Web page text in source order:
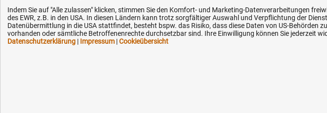
Kundenhotline (Festnetz):
+49 (0) 5351 - 523 520
Hilfe & Service
Versandkosten
Ihre Hytec-
Schneller
Indem Sie auf "Alle zulassen" klicken, stimmen Sie den Komfort- und Marketing-Datenverarbeitungen
des EWR, z.B. in den USA. In diesen Ländern kann trotz sorgfältiger Auswahl und Verpflichtung der
Datenübermittlung in die USA stattfindet, besteht bspw. das Risiko, dass diese Daten von US-
vorhanden oder sämtliche Betroffenenrechte durchsetzbar sind. Ihre Einwilligung können Sie jederzeit
Datenschutzerklärung | Impressum |Cookieübersicht